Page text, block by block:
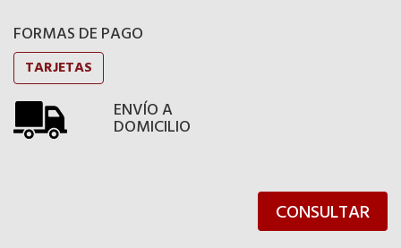
FORMAS DE PAGO
TARJETAS
ENVÍO A
DOMICILIO
CONSULTAR